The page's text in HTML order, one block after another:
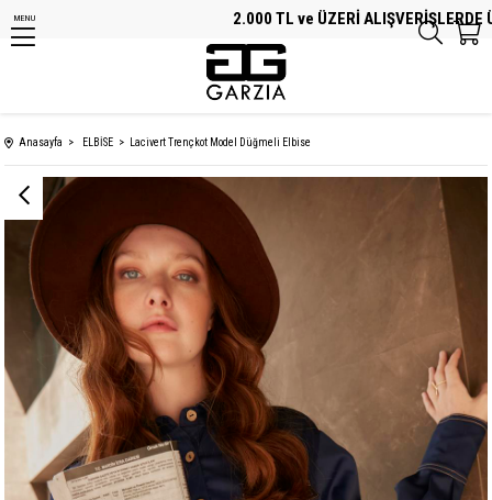
2.000 TL ve ÜZERİ ALIŞVERİŞLERDE
MENU
Anasayfa ELBİSE Lacivert Trençkot Model Düğmeli Elbise